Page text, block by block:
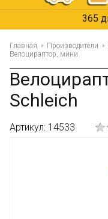
365
Главная Производители
Велоцираптор, мини
Schleich
Артикул: 14533